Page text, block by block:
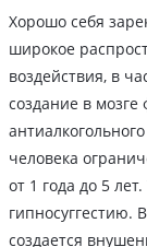
Хорошо себя
широкое
воздействия, в
создание в мозге
человека
от 1 года до 5
гипносуггестию.
создается